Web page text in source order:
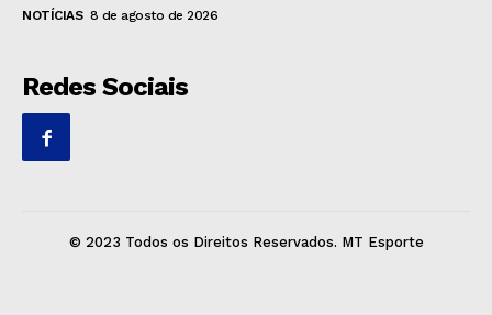
NOTÍCIAS 8 de agosto de 2026
Redes Sociais
© 2023 Todos os Direitos Reservados. MT Esporte